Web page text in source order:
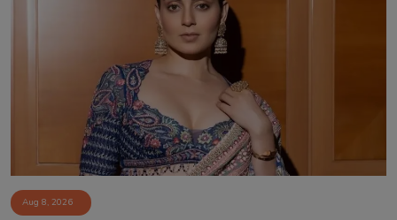
Aug 8, 2026